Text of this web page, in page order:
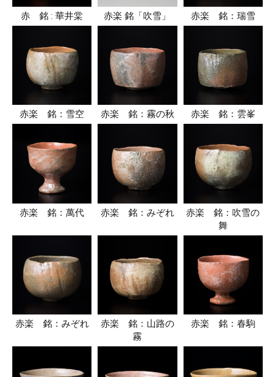
赤 銘 : 華井棠 赤楽 銘「吹雪」 赤楽 銘：瑞雪
赤楽 銘：雪空 赤楽 銘：霧の秋 赤楽 銘：雲峯
赤楽 銘：萬代 赤楽 銘：みぞれ
赤楽 銘：吹雪の
舞
赤楽 銘：みぞれ
赤楽 銘：山路の
霧
赤楽 銘：春駒